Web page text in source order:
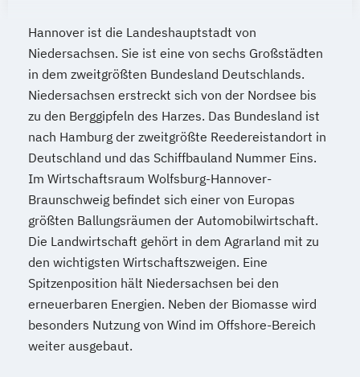
Hannover ist die Landeshauptstadt von
Niedersachsen. Sie ist eine von sechs Großstädten
in dem zweitgrößten Bundesland Deutschlands.
Niedersachsen erstreckt sich von der Nordsee bis
zu den Berggipfeln des Harzes. Das Bundesland ist
nach Hamburg der zweitgrößte Reedereistandort in
Deutschland und das Schiffbauland Nummer Eins.
Im Wirtschaftsraum Wolfsburg-Hannover-
Braunschweig befindet sich einer von Europas
größten Ballungsräumen der Automobilwirtschaft.
Die Landwirtschaft gehört in dem Agrarland mit zu
den wichtigsten Wirtschaftszweigen. Eine
Spitzenposition hält Niedersachsen bei den
erneuerbaren Energien. Neben der Biomasse wird
besonders Nutzung von Wind im Offshore-Bereich
weiter ausgebaut.